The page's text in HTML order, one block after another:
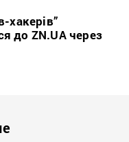
хакерів”
до ZN.UA через